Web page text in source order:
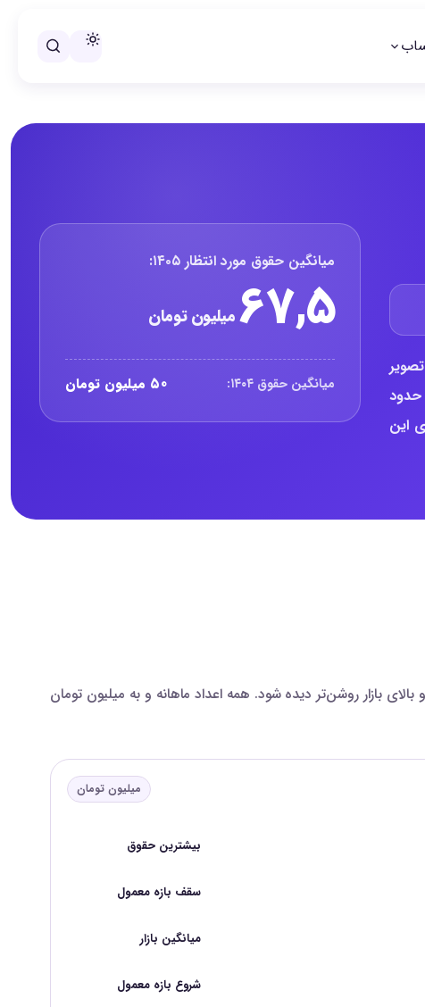
حدود
این
خلاصه حقوق مدیر خدمات
میانگین حقوق مورد انتظار ۱۴۰۵:
۶۷,۵میلیون تومان
میانگین حقوق ۱۴۰۴: ۵۰ میلیون تومان
شده‌اند تا اختلاف بازه‌های پایین، میانه و بالای بازار روشن‌تر دیده شود. همه اعداد ماهانه و به میلیون تومان
میلیون تومان
بیشترین حقوق
سقف بازه معمول
میانگین بازار
شروع بازه معمول